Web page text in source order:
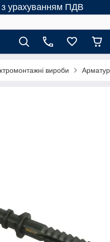
з урахуванням ПДВ
вироби